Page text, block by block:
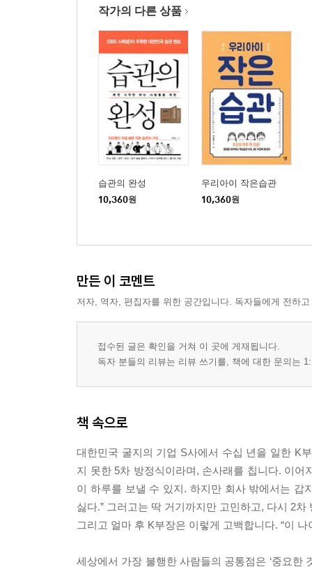
작가의 다른 상품
습관의 완성
10,360원
우리아이 작은습관
10,360원
만든 이 코멘트
저자, 역자, 편집자를 위한 공간입니다. 독자들에게 전하
접수된 글은 확인을 거쳐 이 곳에 게재됩니다.
독자 분들의 리뷰는 리뷰 쓰기를, 책에 대한 문의는
책 속으로
대한민국 굴지의 기업 S사에서 수십 년을 일한 K
지 못한 5차 방정식이라며, 손사래를 칩니다. 이
이 하루를 보낼 수 있지. 하지만 회사 밖에서는 갑
싫다.” 그러고는 딱 거기까지만 고민하고, 다시 2
그리고 얼마 후 K부장은 이렇게 고백합니다. “이
세상에서 가장 불행한 사람들의 공통점은 ‘중요한